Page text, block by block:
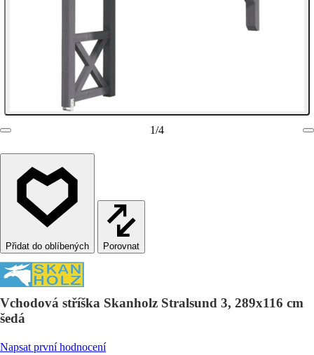
1/4
Porovnat
Vchodová stříška Skanholz Stralsund 3, 289x116 cm
šedá
Napsat první hodnocení